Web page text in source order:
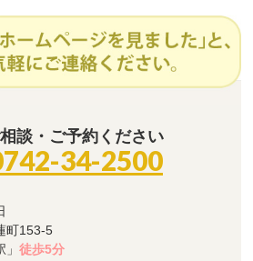
談・ご予約ください
34-2500
町153-5
」徒歩5分